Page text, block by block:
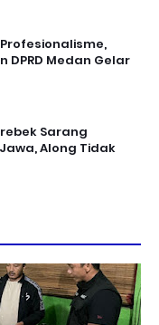
Medan Gelar
Sarang
Along Tidak